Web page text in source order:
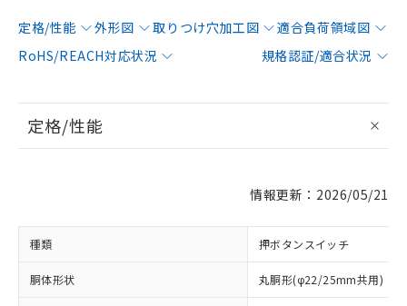
定格/性能 外形図 取りつけ穴加工図
適合負荷領域図
RoHS/REACH対応状況
規格認証/適合状況
定格/性能
情報更新：2026/05/21
種類 押ボタンスイッチ
胴体形状 丸胴形(φ22/25mm共用)